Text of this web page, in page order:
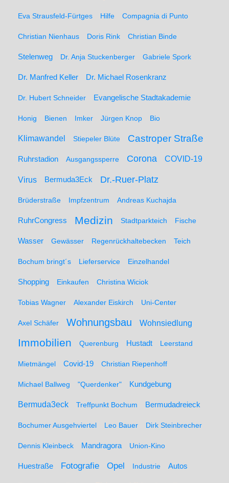
Eva Strausfeld-Fürtges Hilfe Compagnia di Punto
Christian Nienhaus Doris Rink Christian Binde
Stelenweg Dr. Anja Stuckenberger Gabriele Spork
Dr. Manfred Keller Dr. Michael Rosenkranz
Dr. Hubert Schneider Evangelische Stadtakademie
Honig Bienen Imker Jürgen Knop Bio
Klimawandel Stiepeler Blüte Castroper Straße
Ruhrstadion Ausgangssperre Corona COVID-19
Virus Bermuda3Eck Dr.-Ruer-Platz
Brüderstraße Impfzentrum Andreas Kuchajda
RuhrCongress Medizin Stadtparkteich Fische
Wasser Gewässer Regenrückhaltebecken Teich
Bochum bringt´s Lieferservice Einzelhandel
Shopping Einkaufen Christina Wiciok
Tobias Wagner Alexander Eiskirch Uni-Center
Axel Schäfer Wohnungsbau Wohnsiedlung
Immobilien Querenburg Hustadt Leerstand
Mietmängel Covid-19 Christian Riepenhoff
Michael Ballweg "Querdenker" Kundgebung
Bermuda3eck Treffpunkt Bochum Bermudadreieck
Bochumer Ausgehviertel Leo Bauer Dirk Steinbrecher
Dennis Kleinbeck Mandragora Union-Kino
Huestraße Fotografie Opel Industrie Autos